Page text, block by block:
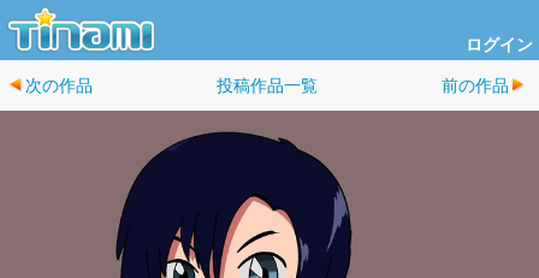
ログイン
次の作品 投稿作品一覧 前の作品